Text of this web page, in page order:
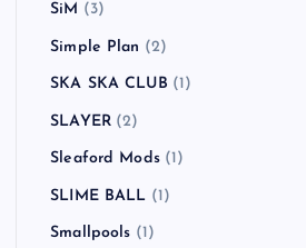
SiM (3)
Simple Plan (2)
SKA SKA CLUB (1)
SLAYER(2)
Sleaford Mods(1)
SLIME BALL (1)
Smallpools (1)